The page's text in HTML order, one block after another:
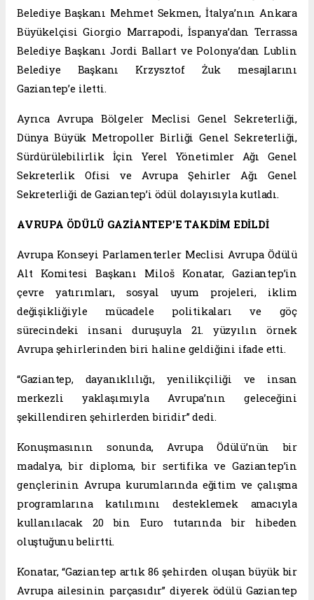
Belediye Başkanı Mehmet Sekmen, İtalya’nın Ankara
Büyükelçisi Giorgio Marrapodi, İspanya’dan Terrassa
Belediye Başkanı Jordi Ballart ve Polonya’dan Lublin
Belediye Başkanı Krzysztof Żuk mesajlarını
Gaziantep’e iletti.
Ayrıca Avrupa Bölgeler Meclisi Genel Sekreterliği,
Dünya Büyük Metropoller Birliği Genel Sekreterliği,
Sürdürülebilirlik İçin Yerel Yönetimler Ağı Genel
Sekreterlik Ofisi ve Avrupa Şehirler Ağı Genel
Sekreterliği de Gaziantep’i ödül dolayısıyla kutladı.
AVRUPA ÖDÜLÜ GAZİANTEP’E TAKDİM EDİLDİ
Avrupa Konseyi Parlamenterler Meclisi Avrupa Ödülü
Alt Komitesi Başkanı Miloš Konatar, Gaziantep’in
çevre yatırımları, sosyal uyum projeleri, iklim
değişikliğiyle mücadele politikaları ve göç
sürecindeki insani duruşuyla 21. yüzyılın örnek
Avrupa şehirlerinden biri haline geldiğini ifade etti.
“Gaziantep, dayanıklılığı, yenilikçiliği ve insan
merkezli yaklaşımıyla Avrupa’nın geleceğini
şekillendiren şehirlerden biridir” dedi.
Konuşmasının sonunda, Avrupa Ödülü’nün bir
madalya, bir diploma, bir sertifika ve Gaziantep’in
gençlerinin Avrupa kurumlarında eğitim ve çalışma
programlarına katılımını desteklemek amacıyla
kullanılacak 20 bin Euro tutarında bir hibeden
oluştuğunu belirtti.
Konatar, “Gaziantep artık 86 şehirden oluşan büyük bir
Avrupa ailesinin parçasıdır” diyerek ödülü Gaziantep